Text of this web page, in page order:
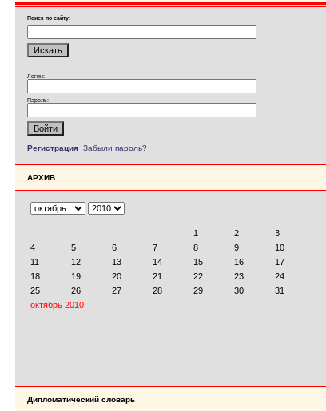
Поиск по сайту:
Логин:
Пароль:
Регистрация Забыли пароль?
АРХИВ
Дипломатический словарь